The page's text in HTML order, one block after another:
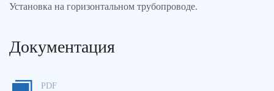
Установка на горизонтальном трубопроводе.
Документация
PDF